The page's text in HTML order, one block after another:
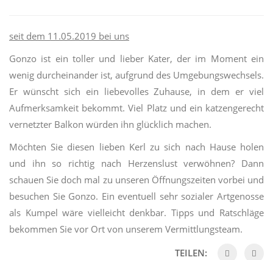
seit dem 11.05.2019 bei uns
Gonzo ist ein toller und lieber Kater, der im Moment ein
wenig durcheinander ist, aufgrund des Umgebungswechsels.
Er wünscht sich ein liebevolles Zuhause, in dem er viel
Aufmerksamkeit bekommt. Viel Platz und ein katzengerecht
vernetzter Balkon würden ihn glücklich machen.
Möchten Sie diesen lieben Kerl zu sich nach Hause holen
und ihn so richtig nach Herzenslust verwöhnen? Dann
schauen Sie doch mal zu unseren Öffnungszeiten vorbei und
besuchen Sie Gonzo. Ein eventuell sehr sozialer Artgenosse
als Kumpel wäre vielleicht denkbar. Tipps und Ratschläge
bekommen Sie vor Ort von unserem Vermittlungsteam.
TEILEN: